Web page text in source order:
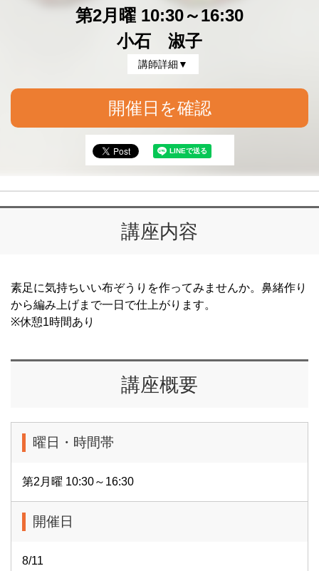
第2月曜 10:30～16:30
小石 淑子
講師詳細▼
開催日を確認
講座内容
素足に気持ちいい布ぞうりを作ってみませんか。鼻緒作り
から編み上げまで一日で仕上がります。
※休憩1時間あり
講座概要
曜日・時間帯
第2月曜 10:30～16:30
開催日
8/11